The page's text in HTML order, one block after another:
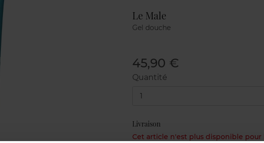
Le Male
Gel douche
45,90 €
Quantité
1
Livraison
Cet article n'est plus disponible